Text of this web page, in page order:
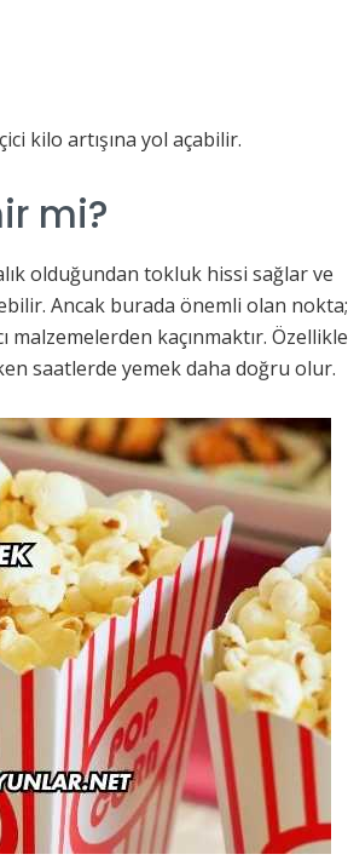
kilo artışına yol açabilir.
mi?
olduğundan tokluk hissi sağlar ve
Ancak burada önemli olan nokta;
malzemelerden kaçınmaktır. Özellikle
saatlerde yemek daha doğru olur.